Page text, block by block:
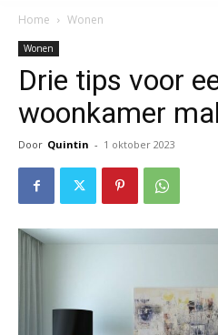
Home Wonen
Wonen
Drie tips voor
woonkamer
Door Quintin - 1 oktober 2023